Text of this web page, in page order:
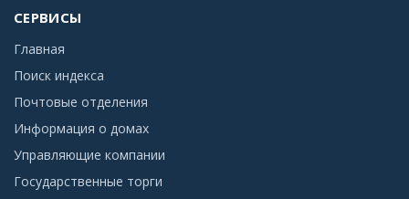
СЕРВИСЫ
Главная
Поиск индекса
Почтовые отделения
Информация о домах
Управляющие компании
Государственные торги